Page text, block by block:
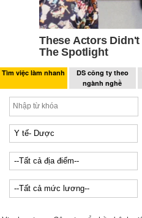
Tìm việc làm nhanh
DS công ty theo
ngành nghề